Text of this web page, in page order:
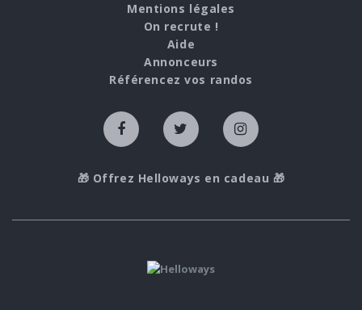
Mentions légales
On recrute !
Aide
Annonceurs
Référencez vos randos
🎁 Offrez Helloways en cadeau 🎁